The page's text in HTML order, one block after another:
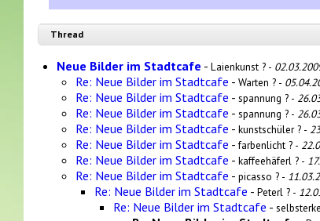
Thread
Neue Bilder im Stadtcafe - Laienkunst ? -
Re: Neue Bilder im Stadtcafe - Warten ? -
Re: Neue Bilder im Stadtcafe - spannung ? -
Re: Neue Bilder im Stadtcafe - spannung ? -
Re: Neue Bilder im Stadtcafe - kunstschüler ? -
Re: Neue Bilder im Stadtcafe -farbenlicht ? -
Re: Neue Bilder im Stadtcafe - kaffeehäferl ? -
Re: Neue Bilder im Stadtcafe - picasso ? -
Re: Neue Bilder im Stadtcafe - Peterl ? -
Re: Neue Bilder im Stadtcafe -